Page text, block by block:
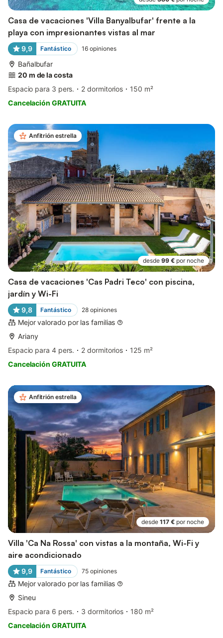
Casa de vacaciones 'Villa Banyalbufar' frente a la
playa con impresionantes vistas al mar
9,9 Fantástico 16 opiniones
Bañalbufar
20 m de la costa
Espacio para 3 pers.
2 dormitorios
150 m²
Cancelación GRATUITA
Anfitrión estrella
desde 99 € por noche
Casa de vacaciones 'Cas Padri Teco' con piscina,
jardín y Wi-Fi
9,8 Fantástico 28 opiniones
Mejor valorado por las familias
Ariany
Espacio para 4 pers.
2 dormitorios
125 m²
Cancelación GRATUITA
Anfitrión estrella
desde 117 € por noche
Villa 'Ca Na Rossa' con vistas a la montaña, Wi-Fi y
aire acondicionado
9,9 Fantástico 75 opiniones
Mejor valorado por las familias
Sineu
Espacio para 6 pers.
3 dormitorios
180 m²
Cancelación GRATUITA